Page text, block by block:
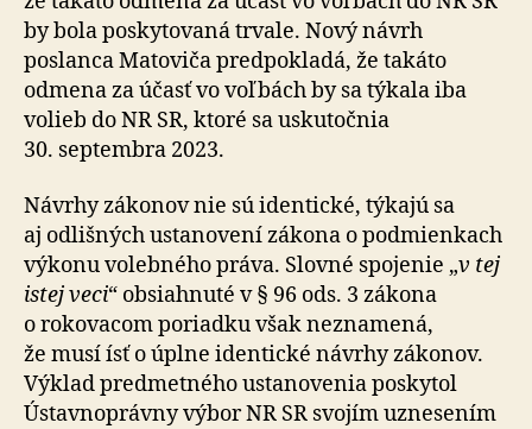
by bola poskytovaná trvale. Nový návrh
poslanca Matoviča predpokladá, že takáto
odmena za účasť vo voľbách by sa týkala iba
volieb do NR SR, ktoré sa uskutočnia
30. septembra 2023.
Návrhy zákonov nie sú identické, týkajú sa
aj odlišných ustanovení zákona o podmienkach
výkonu volebného práva. Slovné spojenie „v tej
istej veci“ obsiahnuté v § 96 ods. 3 zákona
o rokovacom poriadku však neznamená,
že musí ísť o úplne identické návrhy zákonov.
Výklad predmetného ustanovenia poskytol
Ústavnoprávny výbor NR SR svojím uznesením